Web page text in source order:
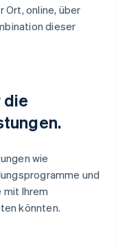
Ort, online, über
dieser
die
wie
und
mit Ihrem
könnten.